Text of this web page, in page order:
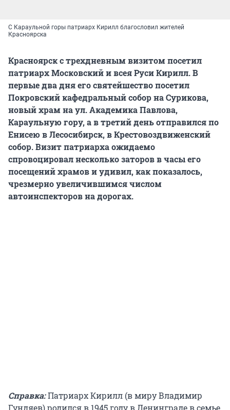
С Караульной горы патриарх Кирилл благословил жителей
Красноярска
Красноярск с трехдневным визитом посетил
патриарх Московский и всея Руси Кирилл. В
первые два дня его святейшество посетил
Покровский кафедральный собор на Сурикова,
новый храм на ул. Академика Павлова,
Караульную гору, а в третий день отправился по
Енисею в Лесосибирск, в Крестовоздвиженский
собор. Визит патриарха ожидаемо
спровоцировал несколько заторов в часы его
посещений храмов и удивил, как показалось,
чрезмерно увеличившимся числом
автоинспекторов на дорогах.
Справка:Патриарх Кирилл (в миру Владимир
Гундяев) родился в 1945 году в Ленинграде в семье